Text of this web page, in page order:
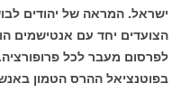
ישראל. המראה של יהודים
הצועדים יחד עם אנטישמים
לפרסום מעבר לכל
בפוטנציאל ההרס הטמון